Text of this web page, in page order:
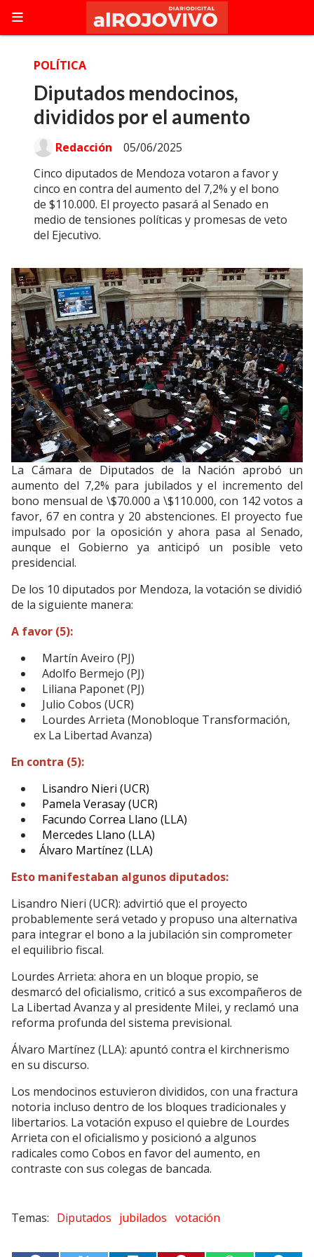
Diputados mendocinos,
divididos por el aumento
Cinco diputados de Mendoza votaron a favor y
cinco en contra del aumento del 7,2% y el bono
de $110.000. El proyecto pasará al Senado en
medio de tensiones políticas y promesas de veto
del Ejecutivo.
POLÍTICA
05/06/2025
Redacción
La Cámara de Diputados de la Nación aprobó un
aumento del 7,2% para jubilados y el incremento del
bono mensual de \$70.000 a \$110.000, con 142 votos a
favor, 67 en contra y 20 abstenciones. El proyecto fue
impulsado por la oposición y ahora pasa al Senado,
aunque el Gobierno ya anticipó un posible veto
presidencial.
De los 10 diputados por Mendoza, la votación se dividió
de la siguiente manera:
A favor (5):
Martín Aveiro (PJ)
Adolfo Bermejo (PJ)
Liliana Paponet (PJ)
Julio Cobos (UCR)
Lourdes Arrieta (Monobloque Transformación,
ex La Libertad Avanza)
En contra (5):
Lisandro Nieri (UCR)
Pamela Verasay (UCR)
Facundo Correa Llano (LLA)
Mercedes Llano (LLA)
Álvaro Martínez (LLA)
Esto manifestaban algunos diputados:
Lisandro Nieri (UCR): advirtió que el proyecto
probablemente será vetado y propuso una alternativa
para integrar el bono a la jubilación sin comprometer
el equilibrio fiscal.
Lourdes Arrieta: ahora en un bloque propio, se
desmarcó del oficialismo, criticó a sus excompañeros de
La Libertad Avanza y al presidente Milei, y reclamó una
reforma profunda del sistema previsional.
Álvaro Martínez (LLA): apuntó contra el kirchnerismo
en su discurso.
Los mendocinos estuvieron divididos, con una fractura
notoria incluso dentro de los bloques tradicionales y
libertarios. La votación expuso el quiebre de Lourdes
Arrieta con el oficialismo y posicionó a algunos
radicales como Cobos en favor del aumento, en
contraste con sus colegas de bancada.
Diputados jubilados votación